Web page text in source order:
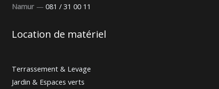
Namur — 081 / 31 00 11
Location de matériel
Terrassement & Levage
Jardin & Espaces verts